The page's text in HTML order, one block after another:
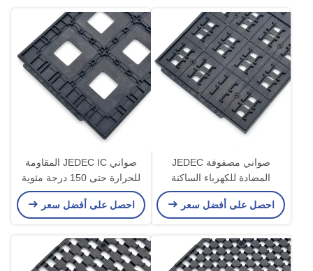
صواني مصفوفة JEDEC
المضادة للكهرباء الساكنة
لمكونات الدوائر المتكاملة مع
قولبة الحقن
احصل على أفضل سعر
صواني JEDEC IC المقاومة
للحرارة حتى 150 درجة مئوية
لتخزين لوجستيات أشباه
الموصلات
احصل على أفضل سعر